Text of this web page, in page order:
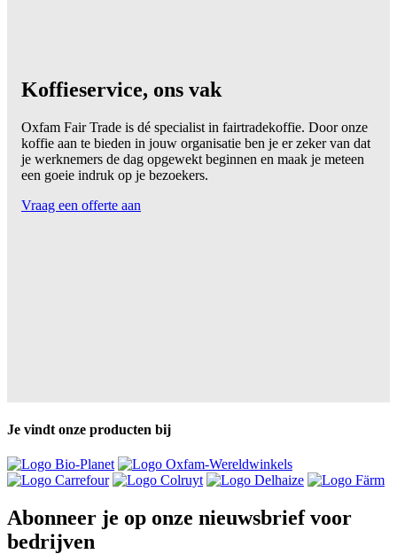
Koffieservice, ons vak
Oxfam Fair Trade is dé specialist in fairtradekoffie. Door onze
koffie aan te bieden in jouw organisatie ben je er zeker van dat
je werknemers de dag opgewekt beginnen en maak je meteen
een goeie indruk op je bezoekers.
Vraag een offerte aan
Je vindt onze producten bij
Abonneer je op onze nieuwsbrief voor
bedrijven